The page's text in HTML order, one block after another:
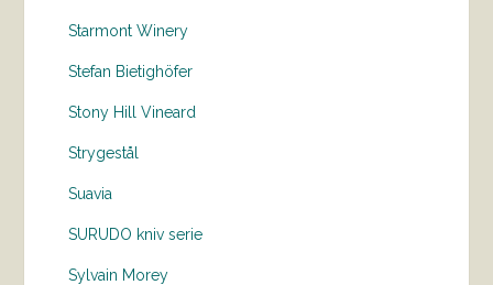
Starmont Winery
Stefan Bietighöfer
Stony Hill Vineard
Strygestål
Suavia
SURUDO kniv serie
Sylvain Morey